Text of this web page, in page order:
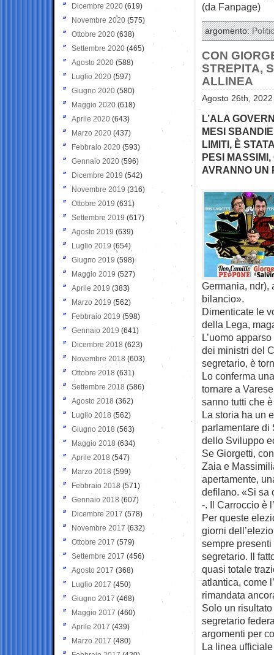
(da Fanpage)
argomento:
CON
STREPITA,
ALLINEA
Agosto 26th,
L’ALA
MESI
LIMITI, È
PESI
AVRANNO UN
Germania, ndr),
bilancio».
Dimenticate le
della Lega,
L’uomo
dei ministri del
segretario, è
Lo conferma
tornare a
sanno tutti che
La storia ha un
parlamentare di
dello Sviluppo
Se Giorgetti,
Zaia e
apertamente,
defilano. «Si sa
-. Il Carroccio è
Per queste
giorni
sempre
segretario. Il
quasi totale
atlantica, come
rimandata
Solo un
segretario
argomenti per
La linea
Dicembre 2020 (619)
Novembre 2020 (575)
Ottobre 2020 (638)
Settembre 2020(465)
Agosto 2020 (588)
Luglio 2020 (597)
Giugno 2020 (580)
Maggio 2020 (618)
Aprile 2020 (643)
Marzo 2020 (437)
Febbraio 2020 (593)
Gennaio 2020 (596)
Dicembre 2019 (542)
Novembre 2019 (316)
Ottobre 2019 (631)
Settembre 2019 (617)
Agosto 2019 (639)
Luglio 2019 (654)
Giugno 2019 (598)
Maggio 2019 (527)
Aprile 2019 (383)
Marzo 2019 (562)
Febbraio 2019 (598)
Gennaio 2019 (641)
Dicembre 2018 (623)
Novembre 2018 (603)
Ottobre 2018 (631)
Settembre 2018 (586)
Agosto 2018 (362)
Luglio 2018 (562)
Giugno 2018 (563)
Maggio 2018 (634)
Aprile 2018 (547)
Marzo 2018 (599)
Febbraio 2018 (571)
Gennaio 2018 (607)
Dicembre 2017 (578)
Novembre 2017 (632)
Ottobre 2017 (579)
Settembre 2017 (456)
Agosto 2017 (368)
Luglio 2017 (450)
Giugno 2017 (468)
Maggio 2017 (460)
Aprile 2017 (439)
Marzo 2017 (480)